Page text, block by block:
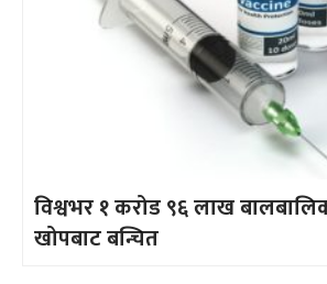
विश्वभर १ करोड ९६ लाख
खोपबाट बन्चित